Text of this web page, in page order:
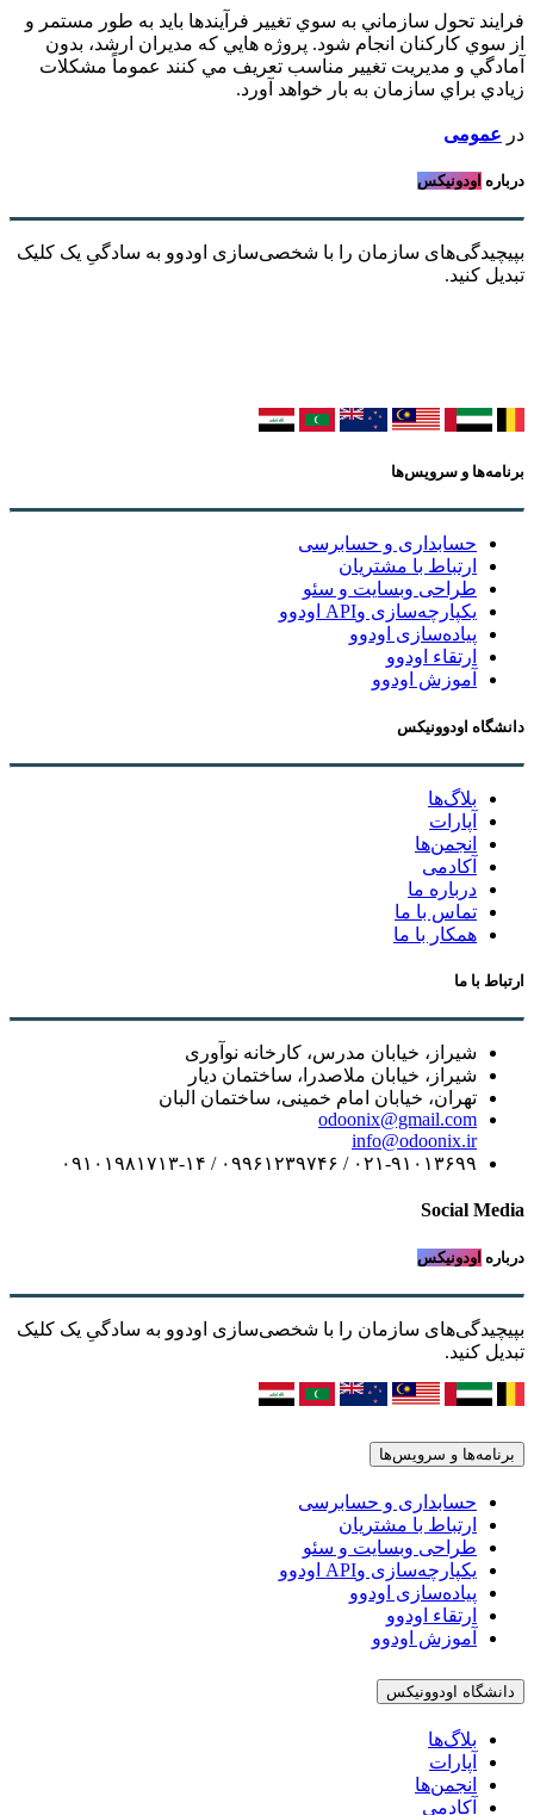
فرايند تحول سازماني به سوي تغيير فرآيندها بايد به طور مستمر و
از سوي كاركنان انجام شود. پروژه هايي كه مديران ارشد، بدون
آمادگي و مديريت تغيير مناسب تعريف مي كنند عموماً مشكلات
زيادي براي سازمان به بار خواهد آورد.
در عمومی
درباره اودونیکس
بپیچیدگی‌های سازمان را با شخصی‌سازی اودوو به سادگیِ یک کلیک
تبدیل کنید.
برنامه‌ها و سرویس‌ها
حسابداری و حسابرسی
ارتباط با مشتریان
طراحی وبسایت و سئو
یکپارچه‌سازی وAPI اودوو
پیاده‌سازی اودوو
ارتقاء اودوو
آموزش اودوو
دانشگاه اودوونیکس
بلاگ‌ها
آپارات
انجمن‌ها
آکادمی
درباره ما
تماس با ما
همکار با ما
ارتباط با ما
شیراز، خیابان مدرس، کارخانه نوآوری
شیراز، خیابان ملاصدرا، ساختمان دیار
تهران، خیابان امام خمینی، ساختمان البان
odoonix@gmail.com
info@odoonix.ir
۰۲۱-۹۱۰۱۳۶۹۹ / ۰۹۹۶۱۲۳۹۷۴۶ / ۰۹۱۰۱۹۸۱۷۱۳-۱۴
Social Media
درباره اودونیکس
بپیچیدگی‌های سازمان را با شخصی‌سازی اودوو به سادگیِ یک کلیک
تبدیل کنید.
برنامه‌ها و سرویس‌ها
حسابداری و حسابرسی
ارتباط با مشتریان
طراحی وبسایت و سئو
یکپارچه‌سازی وAPI اودوو
پیاده‌سازی اودوو
ارتقاء اودوو
آموزش اودوو
دانشگاه اودوونیکس
بلاگ‌ها
آپارات
انجمن‌ها
آکادمی